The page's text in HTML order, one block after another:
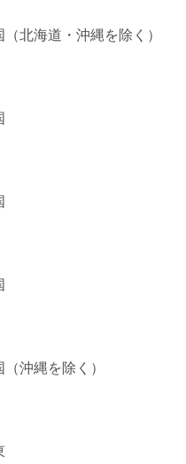
北海道・沖縄を除く）
沖縄を除く）